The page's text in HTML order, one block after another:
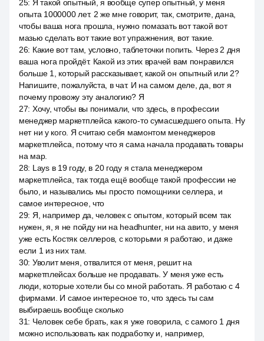
25: Я такой опытный, я вообще супер опытный, у меня
опыта 1000000 лет. 2 же мне говорит, так, смотрите, дана,
чтобы ваша нога прошла, нужно помазать вот такой вот
мазью сделать вот такие вот упражнения, вот такие.
26: Какие вот там, условно, таблеточки попить. Через 2 дня
ваша нога пройдёт. Какой из этих врачей вам понравился
больше 1, который рассказывает, какой он опытный или 2?
Напишите, пожалуйста, в чат. И на самом деле, да, вот я
почему провожу эту аналогию? Я
27: Хочу, чтобы вы понимали, что здесь, в профессии
менеджер маркетплейса какого-то сумасшедшего опыта. Ну
нет ни у кого. Я считаю себя мамонтом менеджеров
маркетплейса, потому что я сама начала продавать товары
на мар.
28: Lays в 19 году, в 20 году я стала менеджером
маркетплейса, так тогда ещё вообще такой профессии не
было, и назывались мы просто помощники селлера, и
самое интересное, что
29: Я, например да, человек с опытом, который всем так
нужен, я, я не пойду ни на headhunter, ни на авито, у меня
уже есть Костяк селлеров, с которыми я работаю, и даже
если 1 из них там.
30: Уволит меня, отвалится от меня, решит на
маркетплейсах больше не продавать. У меня уже есть
люди, которые хотели бы со мной работать. Я работаю с 4
фирмами. И самое интересное то, что здесь ты сам
выбираешь вообще сколько
31: Человек себе брать, как я уже говорила, с самого 1 дня
можно использовать как подработку и, например,